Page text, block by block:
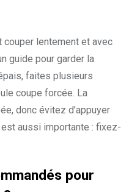
lentement et avec
guide pour garder la
faites plusieurs
coupe forcée. La
donc évitez d’appuyer
aussi importante : fixez-
pour